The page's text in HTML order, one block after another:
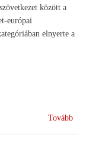
között a
európai
elnyerte a
Tovább